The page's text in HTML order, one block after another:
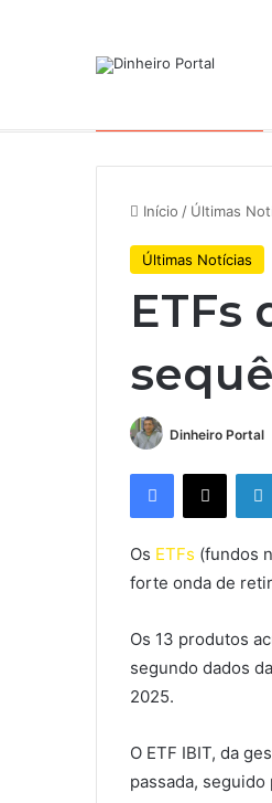
Início / Últimas
Últimas Notícias
Dinheiro Portal
Facebook
X
Os ETFs (fundos
forte onda de
Os 13 produtos
segundo dados
2025.
O ETF IBIT, da
passada,